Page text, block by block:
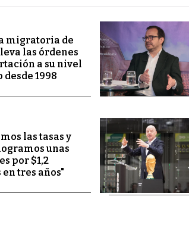
migratoria de
las órdenes
a su nivel
desde 1998
las tasas y
unas
por $1,2
tres años"